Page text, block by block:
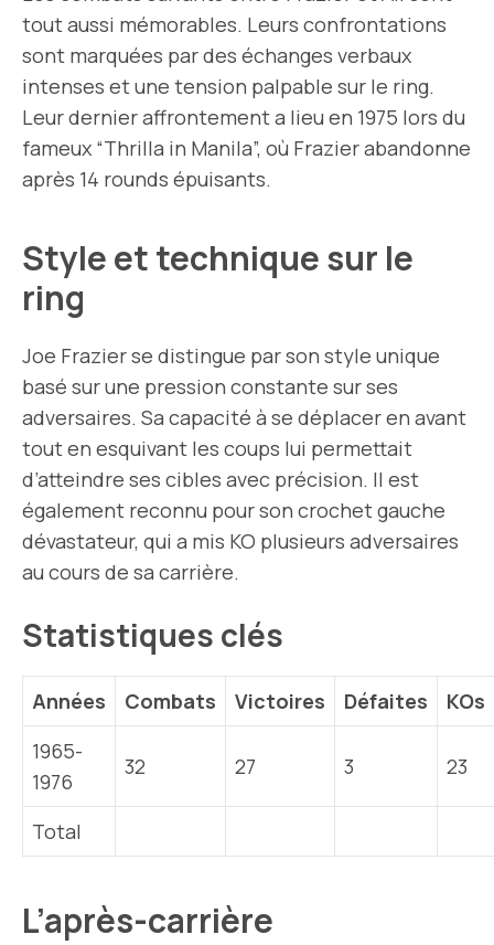
tout aussi mémorables. Leurs confrontations
sont marquées par des échanges verbaux
intenses et une tension palpable sur le ring.
Leur dernier affrontement a lieu en 1975 lors du
fameux “Thrilla in Manila”, où Frazier abandonne
après 14 rounds épuisants.
Style et technique sur le
ring
Joe Frazier se distingue par son style unique
basé sur une pression constante sur ses
adversaires. Sa capacité à se déplacer en avant
tout en esquivant les coups lui permettait
d’atteindre ses cibles avec précision. Il est
également reconnu pour son crochet gauche
dévastateur, qui a mis KO plusieurs adversaires
au cours de sa carrière.
Statistiques clés
Années Combats Victoires Défaites
KOs
1965-
1976
32 27 3 23
Total
L’après-carrière